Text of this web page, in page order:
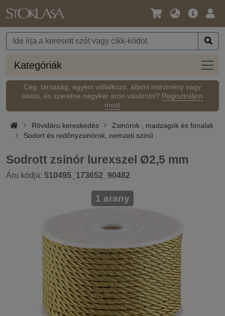
Nyelv
Pénznem
Fő
Kategóriák
Cég, társaság, egyéni vállalkozó, állami intézmény vagy
iskola, és szeretne nagyker áron vásárolni? Regisztráljon
most
Rövidáru kereskedés
Zsinórok , madzagok és fonalak
Sodort és redőnyzsinórok, nemzeti színű
Sodrott zsinór lurexszel Ø2,5 mm
Áru kódja: 510495_173652_90482
1 arany